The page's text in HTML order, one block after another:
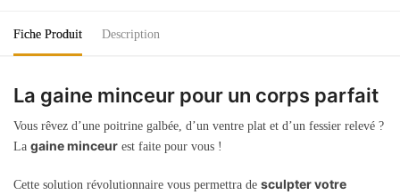
Fiche Produit Description
La gaine minceur pour un corps parfait
Vous rêvez d’une poitrine galbée, d’un ventre plat et d’un fessier relevé ?
La gaine minceur est faite pour vous !
Cette solution révolutionnaire vous permettra de sculpter votre